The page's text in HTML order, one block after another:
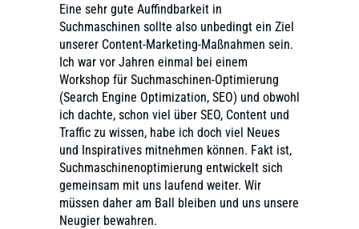
Eine sehr gute Auffindbarkeit in
Suchmaschinen sollte also unbedingt ein Ziel
unserer Content-Marketing-Maßnahmen sein.
Ich war vor Jahren einmal bei einem
Workshop für Suchmaschinen-Optimierung
(Search Engine Optimization, SEO) und obwohl
ich dachte, schon viel über SEO, Content und
Traffic zu wissen, habe ich doch viel Neues
und Inspiratives mitnehmen können. Fakt ist,
Suchmaschinenoptimierung entwickelt sich
gemeinsam mit uns laufend weiter. Wir
müssen daher am Ball bleiben und uns unsere
Neugier bewahren.